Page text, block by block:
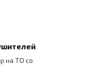
на ТО со